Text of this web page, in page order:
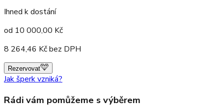
Ihned k dostání
od 10 000,00 Kč
8 264,46 Kč bez DPH
Rezervovat
Jak šperk vzniká?
Rádi vám pomůžeme s výběrem